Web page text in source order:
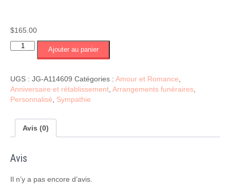
$165.00
quantité
personnalisé
dans
un
peinture
(JG-
$165
Ajouter au panier
UGS : JG-A114609 Catégories : Amour et Romance
Anniversaire et rétablissement Arrangements funéraires
Personnalisé
Sympathie
Avis (0)
Avis
Il n’y a pas encore d’avis.